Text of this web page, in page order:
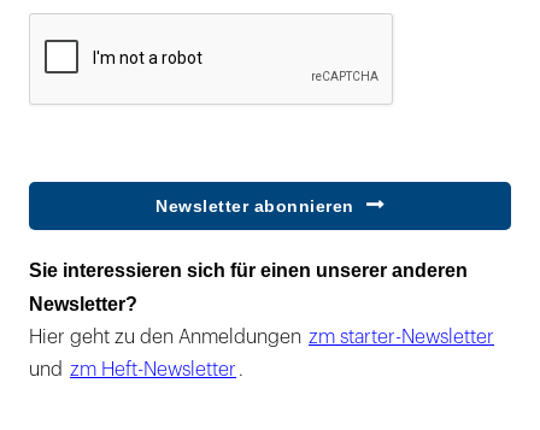
Newsletter abonnieren
Sie interessieren sich für einen unserer anderen
Newsletter?
Hier geht zu den Anmeldungen zm starter-Newsletter
und zm Heft-Newsletter .